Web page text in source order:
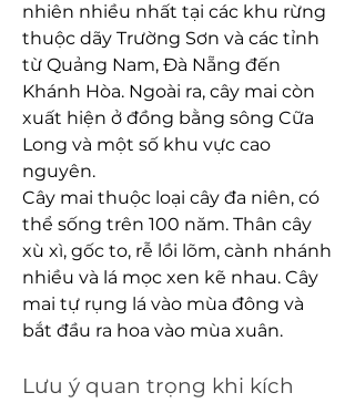
nhiên nhiều nhất tại các khu rừng
thuộc dãy Trường Sơn và các tỉnh
từ Quảng Nam, Đà Nẵng đến
Khánh Hòa. Ngoài ra, cây mai còn
xuất hiện ở đồng bằng sông Cữa
Long và một số khu vực cao
nguyên.
Cây mai thuộc loại cây đa niên, có
thể sống trên 100 năm. Thân cây
xù xì, gốc to, rễ lồi lõm, cành nhánh
nhiều và lá mọc xen kẽ nhau. Cây
mai tự rụng lá vào mùa đông và
bắt đầu ra hoa vào mùa xuân.
Lưu ý quan trọng khi kích